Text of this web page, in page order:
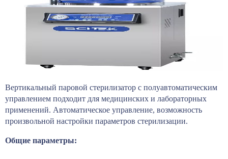
Вертикальный паровой стерилизатор с полуавтоматическим
управлением подходит для медицинских и лабораторных
применений. Автоматическое управление, возможность
произвольной настройки параметров стерилизации.
Общие параметры: